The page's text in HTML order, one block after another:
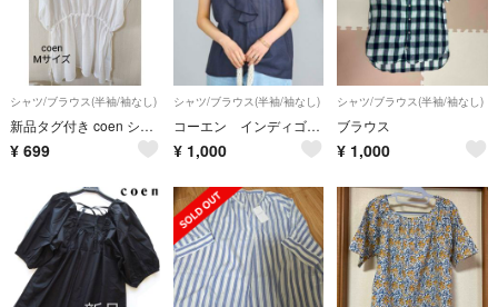
シャツ/ブラウス(半袖/袖なし)
新品タグ付き coen シャドーチェック ロング ブラウス OFF Mサイズ
¥ 699
シャツ/ブラウス(半袖/袖なし)
コーエン インディゴライクシアーラッフルブラウス
¥ 1,000
シャツ/ブラウス(半袖/袖なし)
ブラウス
¥ 1,000